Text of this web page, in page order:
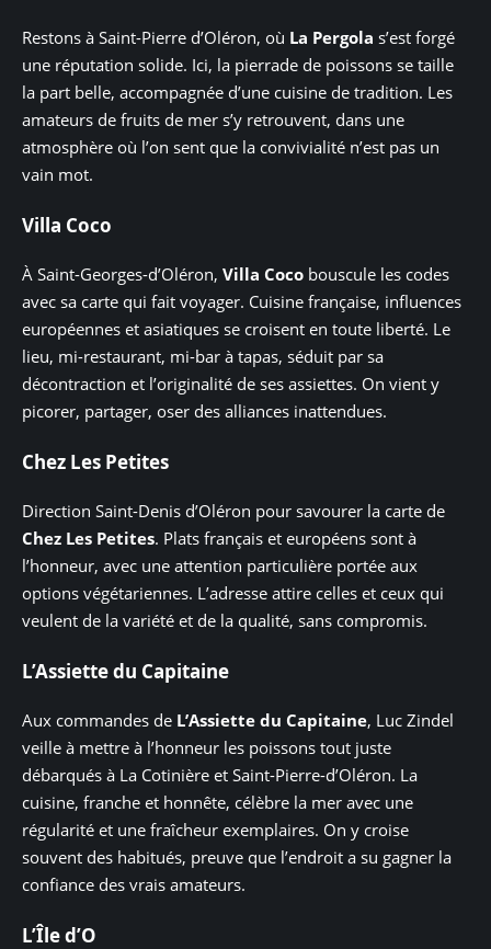
Restons à Saint-Pierre d’Oléron, où La Pergola s’est forgé
une réputation solide. Ici, la pierrade de poissons se taille
la part belle, accompagnée d’une cuisine de tradition. Les
amateurs de fruits de mer s’y retrouvent, dans une
atmosphère où l’on sent que la convivialité n’est pas un
vain mot.
Villa Coco
À Saint-Georges-d’Oléron, Villa Coco bouscule les codes
avec sa carte qui fait voyager. Cuisine française, influences
européennes et asiatiques se croisent en toute liberté. Le
lieu, mi-restaurant, mi-bar à tapas, séduit par sa
décontraction et l’originalité de ses assiettes. On vient y
picorer, partager, oser des alliances inattendues.
Chez Les Petites
Direction Saint-Denis d’Oléron pour savourer la carte de
Chez Les Petites. Plats français et européens sont à
l’honneur, avec une attention particulière portée aux
options végétariennes. L’adresse attire celles et ceux qui
veulent de la variété et de la qualité, sans compromis.
L’Assiette du Capitaine
Aux commandes de L’Assiette du Capitaine, Luc Zindel
veille à mettre à l’honneur les poissons tout juste
débarqués à La Cotinière et Saint-Pierre-d’Oléron. La
cuisine, franche et honnête, célèbre la mer avec une
régularité et une fraîcheur exemplaires. On y croise
souvent des habitués, preuve que l’endroit a su gagner la
confiance des vrais amateurs.
L’Île d’O